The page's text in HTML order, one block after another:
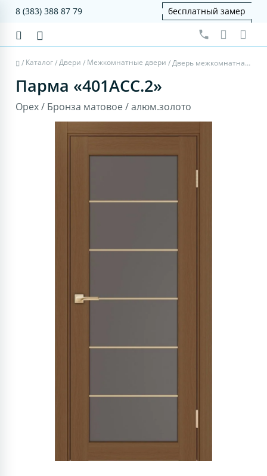
8 (383) 388 87 79 бесплатный замер
/ Каталог/Двери / Межкомнатные двери / Дверь межкомнатная Парма 401АСС.2 - орех, бронза матовое, алюм.золото
Парма «401АСС.2»
Орех / Бронза матовое / алюм.золото